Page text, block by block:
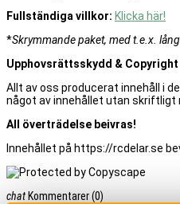
Fullständiga villkor: Klicka här!
*Skrymmande paket, med t.e.x.
Upphovsrättsskydd & Copyright
Allt av oss producerat innehåll i
något av innehållet utan skriftligt
All överträdelse beivras!
Innehållet på https://rcdelar.se
chat Kommentarer(0)